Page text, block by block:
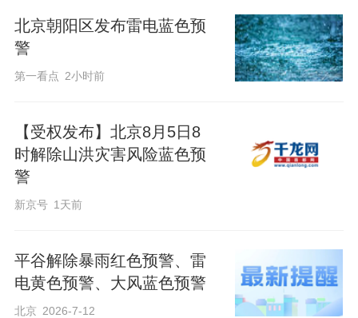
北京朝阳区发布雷电蓝色预
警
第一看点 2小时前
【受权发布】北京8月5日8
时解除山洪灾害风险蓝色预
警
新京号 1天前
平谷解除暴雨红色预警、雷
电黄色预警、大风蓝色预警
北京 2026-7-12